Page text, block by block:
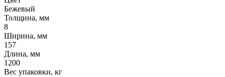
Бежевый
Толщина, мм
8
Ширина, мм
157
Длина, мм
1200
Вес упаковки, кг